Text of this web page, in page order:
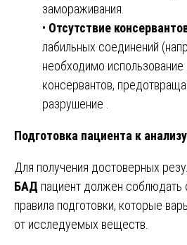
замораживания.
• Отсутствие
лабильных соединений
необходимо
консервантов,
разрушение .
Подготовка пациента к
Для получения достоверных
БАД пациент должен соблюдать
правила подготовки, которые
от исследуемых веществ.